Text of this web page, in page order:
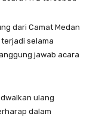
dari Camat Medan
selama
jawab acara
ulang
dalam